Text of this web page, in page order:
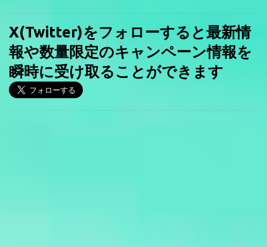
X(Twitter)をフォローすると最新情
報や数量限定のキャンペーン情報を
瞬時に受け取ることができます